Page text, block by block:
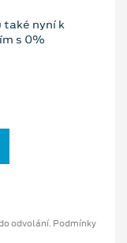
také nyní k
s 0%
odvolání. Podmínky